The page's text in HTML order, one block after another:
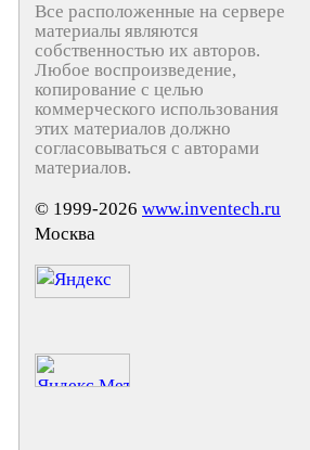
Все расположенные на сервере
материалы являются
собственностью их авторов.
Любое воспроизведение,
копирование с целью
коммерческого использования
этих материалов должно
согласовываться с авторами
материалов.
© 1999-2026 www.inventech.ru
Москва